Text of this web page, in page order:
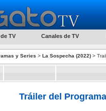
TV Canales de TV
y Series > La Sospecha (2022) >
Tráiler del